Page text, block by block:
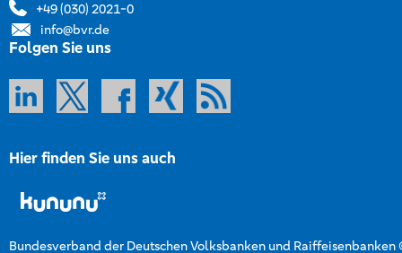
+49 (030) 2021-0
info@bvr.de
Folgen Sie uns
Hier finden Sie uns auch
Bundesverband der Deutschen Volksbanken und Raiffeisenbanken